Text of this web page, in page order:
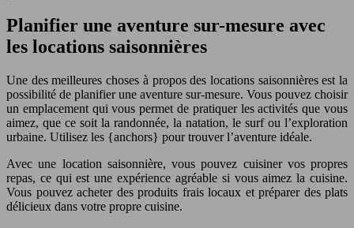
Planifier une aventure sur-mesure avec
les locations saisonnières
Une des meilleures choses à propos des locations saisonnières est la
possibilité de planifier une aventure sur-mesure. Vous pouvez choisir
un emplacement qui vous permet de pratiquer les activités que vous
aimez, que ce soit la randonnée, la natation, le surf ou l’exploration
urbaine. Utilisez les {anchors} pour trouver l’aventure idéale.
Avec une location saisonnière, vous pouvez cuisiner vos propres
repas, ce qui est une expérience agréable si vous aimez la cuisine.
Vous pouvez acheter des produits frais locaux et préparer des plats
délicieux dans votre propre cuisine.